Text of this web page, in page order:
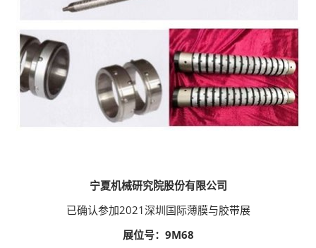
宁夏机械研究院股份有限公司
已确认参加2021深圳国际薄膜与胶带展
展位号：9M68